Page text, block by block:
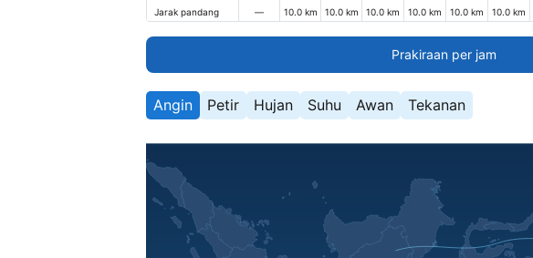
Jarak pandang
— 10.0 km 10.0 km 10.0 km 10.0 km 10.0 km 10.0 km
Prakiraan per jam
Angin Petir Hujan Suhu Awan Tekanan